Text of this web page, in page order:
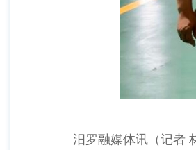
汨罗融媒体讯（记者 林